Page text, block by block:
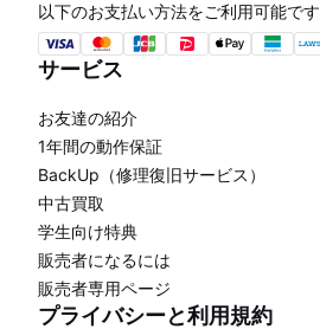
以下のお支払い方法をご利用可能です
サービス
お友達の紹介
1年間の動作保証
BackUp（修理復旧サービス）
中古買取
学生向け特典
販売者になるには
販売者専用ページ
プライバシーと利用規約